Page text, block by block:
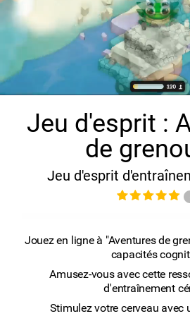
Jeu d'esprit :
de
Jeu d'esprit
Jouez en ligne à "Aventures de
capacités
Amusez-vous avec cette
d'entraînement
Stimulez votre cerveau avec